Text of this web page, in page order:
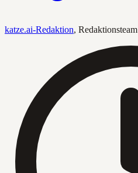
katze.ai-Redaktion, Redaktionsteam